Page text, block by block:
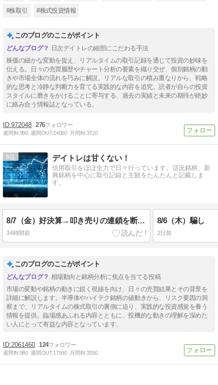
#株取引 #株式投資情報
このブログのここがポイント
日次デイトレの細部にこだわる手法
株価の細かな変動を捉え、リアルタイムの取引記録を通じて投資の妙味を
伝える。日々の売買履歴やチャート分析の要素を織り交ぜ、個別銘柄の動
きや市場全体の流れを巧みに解説。リアルな取引の積み重なりから、戦略
的な思考と冷静な判断力を育てる実践的な内容を追究。読者が自らの投資
スタイルに磨きをかけることに寄与する、過去の実績と未来の期待が絶妙
に絡み合う情報誌となっている。
972048 276
週間IN:990 週間OUT:24060 月間IN:3720
8 デイトレは甘くない！
信用取引をほぼ全力で日々行っています。活況銘柄、新
興銘柄を中心に取引記録と主観をたんたんと記載しま
す。
8/7（金）好決算→叩き売りの連鎖を断ち切れ
34時間前
8/6（木）騙し
2日前
このブログのここがポイント
相場動向と銘柄分析に焦点を当てる投稿
市場の変動や銘柄の動きに鋭く視線を向け、日々の売買結果とその背景を
詳細に解説します。半導体やハイテク銘柄の値動きから、リスク要因の洞
察まで、リアルタイムの株式取引の裏側に迫り、実践的な投資感覚を養う
情報を提供。臨場感あふれる内容とともに、投機的な動きの理解を深めた
い人にとって有益な内容となっています。
2061460 124
週間IN:980 週間OUT:17590 月間IN:3390